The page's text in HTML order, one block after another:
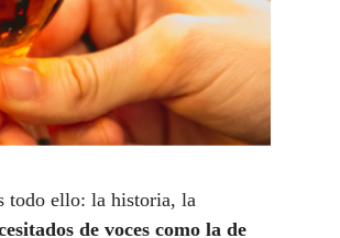
todo ello: la historia, la
de voces como la de